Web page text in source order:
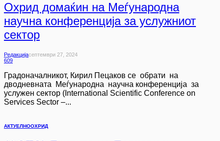
Охрид домаќин на Меѓународна
научна конференција за услужниот
сектор
РедакцијаСептември 27, 2024
609
Градоначалникот, Кирил Пецаков се обрати на
дводневната Меѓународна научна конференција за
услужен сектор (International Scientific Conference on
Services Sector –...
АКТУЕЛНООХРИД